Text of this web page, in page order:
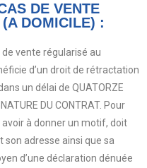
DE VENTE
DOMICILE) :
vente régularisé au
d’un droit de rétractation
un délai de QUATORZE
DU CONTRAT. Pour
à donner un motif, doit
son adresse ainsi que sa
d’une déclaration dénuée